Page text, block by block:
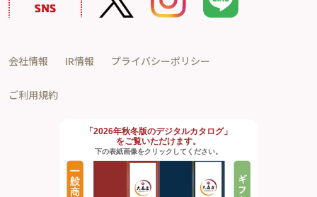
会社情報 IR情報 プライバシーポリシー
ご利用規約
「2026年秋冬版のデジタルカタログ」
をご覧いただけます。
下の表紙画像をクリックしてください。